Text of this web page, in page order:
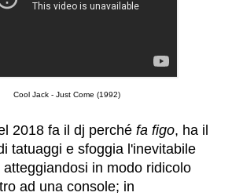
Cool Jack - Just Come (1992)
2018 fa il dj perché fa figo, ha il
tatuaggi e sfoggia l'inevitabile
in modo ridicolo
ad una console; in